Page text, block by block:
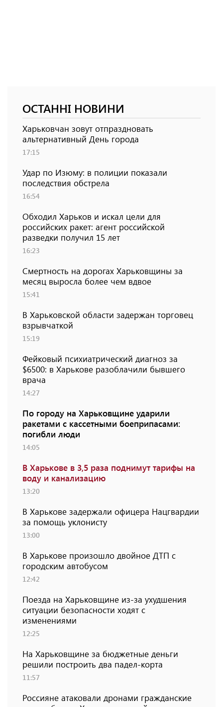
ОСТАННІ НОВИНИ
Харьковчан зовут отпраздновать
альтернативный День города
17:15
Удар по Изюму: в полиции показали
последствия обстрела
16:54
Обходил Харьков и искал цели для
российских ракет: агент российской
разведки получил 15 лет
16:23
Смертность на дорогах Харьковщины за
месяц выросла более чем вдвое
15:41
В Харьковской области задержан торговец
взрывчаткой
15:19
Фейковый психиатрический диагноз за
$6500: в Харькове разоблачили бывшего
врача
14:27
По городу на Харьковщине ударили
ракетами с кассетными боеприпасами:
погибли люди
14:05
В Харькове в 3,5 раза поднимут тарифы на
воду и канализацию
13:20
В Харькове задержали офицера Нацгвардии
за помощь уклонисту
13:00
В Харькове произошло двойное ДТП с
городским автобусом
12:42
Поезда на Харьковщине из-за ухудшения
ситуации безопасности ходят с
изменениями
12:25
На Харьковщине за бюджетные деньги
решили построить два падел-корта
11:57
Россияне атаковали дронами гражданские